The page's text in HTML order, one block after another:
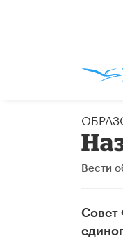
Вести
Совет